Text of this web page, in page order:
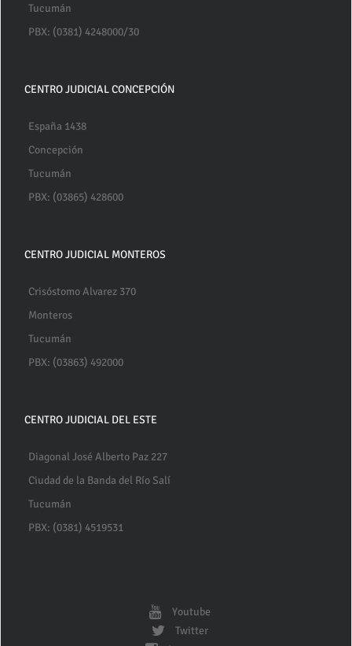
Tucumán
PBX: (0381) 4248000/30
CENTRO JUDICIAL CONCEPCIÓN
España 1438
Concepción
Tucumán
PBX: (03865) 428600
CENTRO JUDICIAL MONTEROS
Crisóstomo Alvarez 370
Monteros
Tucumán
PBX: (03863) 492000
CENTRO JUDICIAL DEL ESTE
Diagonal José Alberto Paz 227
Ciudad de la Banda del Río Salí
Tucumán
PBX: (0381) 4519531
Youtube
Twitter